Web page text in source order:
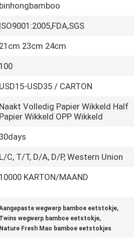
binhongbamboo
ISO9001:2005,FDA,SGS
21cm 23cm 24cm
100
USD15-USD35 / CARTON
Naakt Volledig Papier Wikkeld Half
Papier Wikkeld OPP Wikkeld
30days
L/C, T/T, D/A, D/P, Western Union
10000 KARTON/MAAND
wegwerp bamboe eetstokje,
Twins wegwerp bamboe eetstokje,
Nature Fresh Mao bamboe eetstokjes